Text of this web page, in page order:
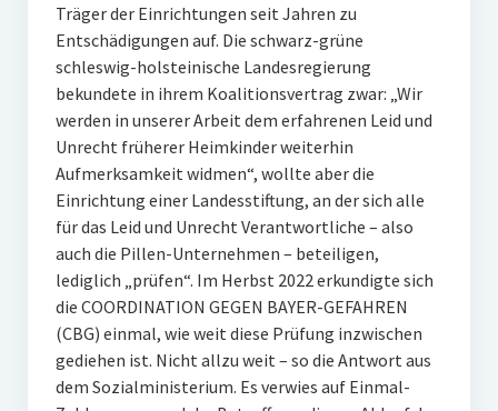
Träger der Einrichtungen seit Jahren zu
Entschädigungen auf. Die schwarz-grüne
schleswig-holsteinische Landesregierung
bekundete in ihrem Koalitionsvertrag zwar: „Wir
werden in unserer Arbeit dem erfahrenen Leid und
Unrecht früherer Heimkinder weiterhin
Aufmerksamkeit widmen“, wollte aber die
Einrichtung einer Landesstiftung, an der sich alle
für das Leid und Unrecht Verantwortliche – also
auch die Pillen-Unternehmen – beteiligen,
lediglich „prüfen“. Im Herbst 2022 erkundigte sich
die COORDINATION GEGEN BAYER-GEFAHREN
(CBG) einmal, wie weit diese Prüfung inzwischen
gediehen ist. Nicht allzu weit – so die Antwort aus
dem Sozialministerium. Es verwies auf Einmal-